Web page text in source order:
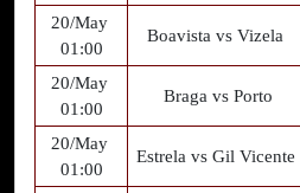
20/May
01:00
Boavista vs Vizela
20/May
01:00
Braga vs Porto
20/May
01:00
Estrela vs Gil Vicente